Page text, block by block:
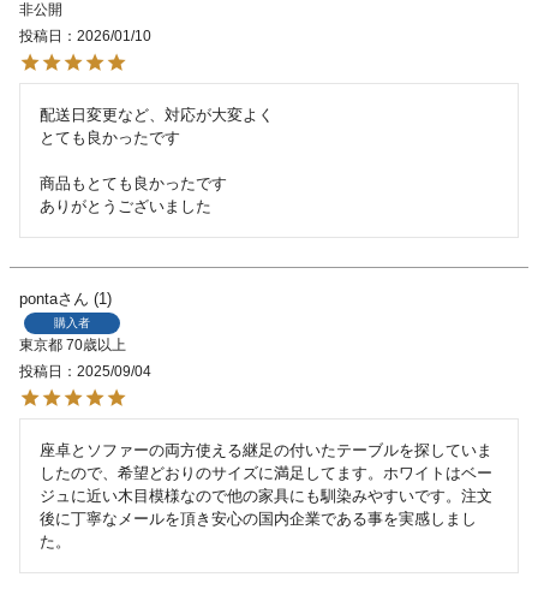
非公開
投稿日
2026/01/10
配送日変更など、対応が大変よく
とても良かったです
商品もとても良かったです
ありがとうございました
ponta 1
購入者
東京都 70歳以上
投稿日
2025/09/04
座卓とソファーの両方使える継足の付いたテーブルを探していま
したので、希望どおりのサイズに満足してます。ホワイトはベー
ジュに近い木目模様なので他の家具にも馴染みやすいです。注文
後に丁寧なメールを頂き安心の国内企業である事を実感しまし
た。